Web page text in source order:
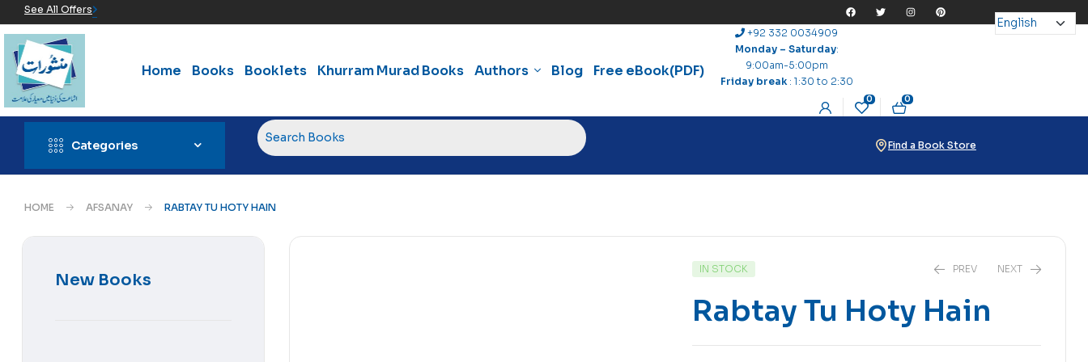
See All Offers
Home Books Booklets Khurram Murad Books Authors Blog Free eBook(PDF)
+92 332 0034909
Monday – Saturday:
9:00am-5:00pm
Friday break: 1:30 to 2:30
0 0
Categories Find a Book Store
HOME AFSANAY RABTAY TU HOTY HAIN
IN STOCK PREV
₨130
NEXT
₨150
Rabtay Tu Hoty Hain
New Books